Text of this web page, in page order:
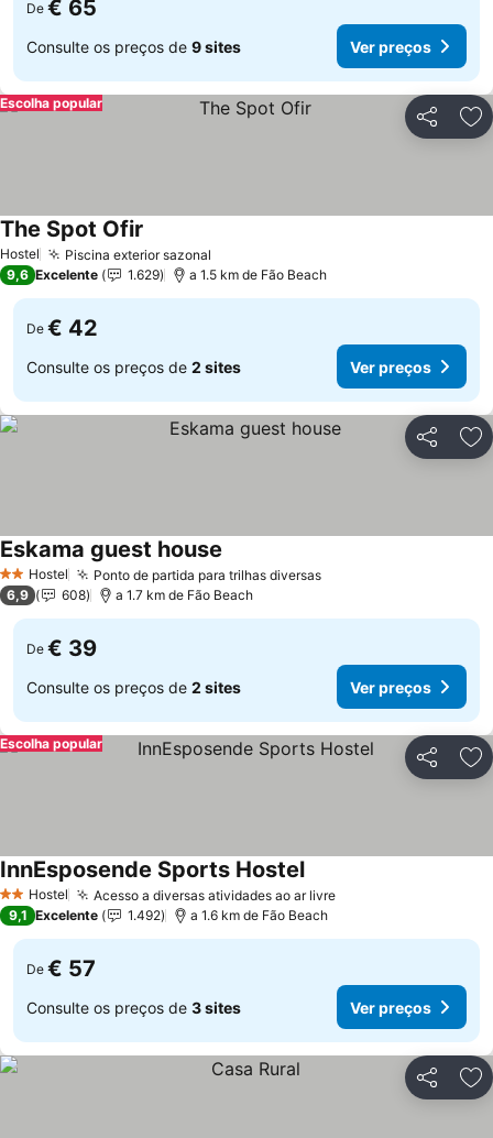
De € 65
Consulte os preços de 9 sites Ver preços
Partilhar
Escolha popular
Hostel Piscina exterior sazonal
The Spot Ofir
9,6 Excelente 1.629 a 1.5 km de Fão Beach
De € 42
Consulte os preços de 2 sites Ver preços
Partilhar
2 Estrelas
Hostel Ponto de partida para trilhas diversas
Eskama guest house
6,9 608 a 1.7 km de Fão Beach
De € 39
Consulte os preços de 2 sites Ver preços
Partilhar
Escolha popular
2 Estrelas
Hostel Acesso a diversas atividades ao ar livre
InnEsposende Sports Hostel
9,1 Excelente 1.492 a 1.6 km de Fão Beach
De € 57
Consulte os preços de 3 sites Ver preços
Partilhar